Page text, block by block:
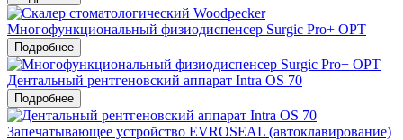
Многофункциональный физиодиспенсер Surgic Pro+ OPT
Подробнее
Дентальный рентгеновский аппарат Intra OS 70
Подробнее
Запечатывающее устройство EVROSEAL (автоклавирование)